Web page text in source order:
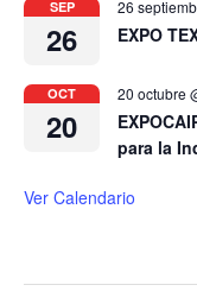
SEP
26
26
EXPO
OCT
20
20 octubre
para la
Ver Calendario